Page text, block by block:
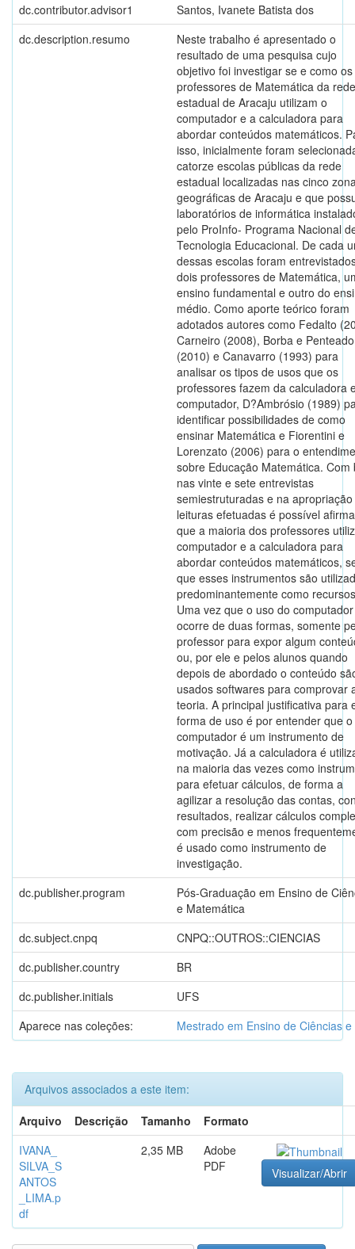
dc.contributor.advisor1
Santos, Ivanete Batista dos
dc.description.resumo
Neste trabalho é apresentado o
resultado de uma pesquisa cujo
objetivo foi investigar se e como os
professores de Matemática da rede
estadual de Aracaju utilizam o
computador e a calculadora para
abordar conteúdos matemáticos.
isso, inicialmente foram
catorze escolas públicas da rede
estadual localizadas nas cinco
geográficas de Aracaju e que
laboratórios de informática
pelo ProInfo- Programa Nacional
Tecnologia Educacional. De cada
dessas escolas foram
dois professores de Matemática,
ensino fundamental e outro do
médio. Como aporte teórico foram
adotados autores como Fedalto
Carneiro (2008), Borba e Penteado
(2010) e Canavarro (1993) para
analisar os tipos de usos que os
professores fazem da calculadora
computador, D?Ambrósio (1989)
identificar possibilidades de como
ensinar Matemática e Fiorentini e
Lorenzato (2006) para o
sobre Educação Matemática. Com
nas vinte e sete entrevistas
semiestruturadas e na
leituras efetuadas é possível
que a maioria dos professores
computador e a calculadora para
abordar conteúdos matemáticos,
que esses instrumentos são
predominantemente como
Uma vez que o uso do computador
ocorre de duas formas, somente
professor para expor algum
ou, por ele e pelos alunos quando
depois de abordado o conteúdo
usados softwares para comprovar
teoria. A principal justificativa para
forma de uso é por entender que o
computador é um instrumento de
motivação. Já a calculadora é
na maioria das vezes como
para efetuar cálculos, de forma a
agilizar a resolução das contas,
resultados, realizar cálculos
com precisão e menos
é usado como instrumento de
investigação.
dc.publisher.program
Pós-Graduação em Ensino de
e Matemática
dc.subject.cnpq
CNPQ::OUTROS::CIENCIAS
dc.publisher.country
BR
dc.publisher.initials
UFS
Aparece nas coleções:
Mestrado em Ensino de Ciências
Arquivos associados a este item:
Arquivo
Descrição Tamanho
Formato
IVANA_
SILVA_S
ANTOS
_LIMA.p
df
2,35 MB
Adobe
PDF
Visualizar/Abrir